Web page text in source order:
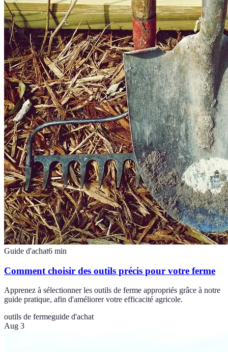
Guide d'achat6 min
Comment choisir des outils précis pour votre ferme
Apprenez à sélectionner les outils de ferme appropriés grâce à notre
guide pratique, afin d'améliorer votre efficacité agricole.
outils de fermeguide d'achat
Aug 3